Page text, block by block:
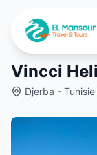
Vincci
Djerba - Tunisie